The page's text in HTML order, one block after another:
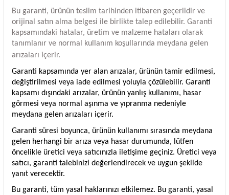
Bu garanti, ürünün teslim tarihinden itibaren geçerlidir ve
orijinal satın alma belgesi ile birlikte talep edilebilir. Garanti
kapsamındaki hatalar, üretim ve malzeme hataları olarak
tanımlanır ve normal kullanım koşullarında meydana gelen
arızaları içerir.
Garanti kapsamında yer alan arızalar, ürünün tamir edilmesi,
değiştirilmesi veya iade edilmesi yoluyla çözülebilir. Garanti
kapsamı dışındaki arızalar, ürünün yanlış kullanımı, hasar
görmesi veya normal aşınma ve yıpranma nedeniyle
meydana gelen arızaları içerir.
Garanti süresi boyunca, ürünün kullanımı sırasında meydana
gelen herhangi bir arıza veya hasar durumunda, lütfen
öncelikle üretici veya satıcınızla iletişime geçiniz. Üretici veya
satıcı, garanti talebinizi değerlendirecek ve uygun şekilde
yanıt verecektir.
Bu garanti, tüm yasal haklarınızı etkilemez. Bu garanti, yasal